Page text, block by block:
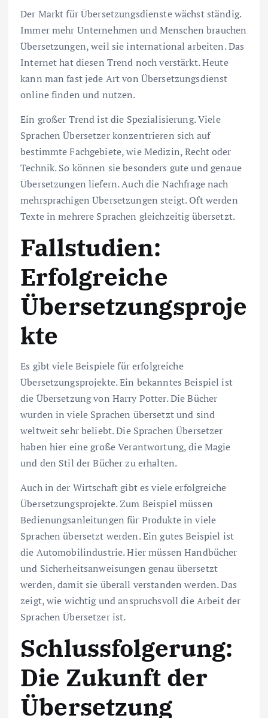
Der Markt für Übersetzungsdienste wächst ständig.
Immer mehr Unternehmen und Menschen brauchen
Übersetzungen, weil sie international arbeiten. Das
Internet hat diesen Trend noch verstärkt. Heute
kann man fast jede Art von Übersetzungsdienst
online finden und nutzen.
Ein großer Trend ist die Spezialisierung. Viele
Sprachen Übersetzer konzentrieren sich auf
bestimmte Fachgebiete, wie Medizin, Recht oder
Technik. So können sie besonders gute und genaue
Übersetzungen liefern. Auch die Nachfrage nach
mehrsprachigen Übersetzungen steigt. Oft werden
Texte in mehrere Sprachen gleichzeitig übersetzt.
Fallstudien:
Erfolgreiche
Übersetzungsproje
kte
Es gibt viele Beispiele für erfolgreiche
Übersetzungsprojekte. Ein bekanntes Beispiel ist
die Übersetzung von Harry Potter. Die Bücher
wurden in viele Sprachen übersetzt und sind
weltweit sehr beliebt. Die Sprachen Übersetzer
haben hier eine große Verantwortung, die Magie
und den Stil der Bücher zu erhalten.
Auch in der Wirtschaft gibt es viele erfolgreiche
Übersetzungsprojekte. Zum Beispiel müssen
Bedienungsanleitungen für Produkte in viele
Sprachen übersetzt werden. Ein gutes Beispiel ist
die Automobilindustrie. Hier müssen Handbücher
und Sicherheitsanweisungen genau übersetzt
werden, damit sie überall verstanden werden. Das
zeigt, wie wichtig und anspruchsvoll die Arbeit der
Sprachen Übersetzer ist.
Schlussfolgerung:
Die Zukunft der
Übersetzung